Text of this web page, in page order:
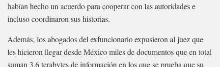
habían hecho un acuerdo para cooperar con las autoridades e
incluso coordinaron sus historias.
Además, los abogados del exfuncionario expusieron al juez que
les hicieron llegar desde México miles de documentos que en total
suman 3.6 terabytes de información en los que se prueba que su